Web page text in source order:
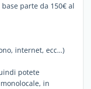
parte da 150€ al
internet, ecc…)
potete
in